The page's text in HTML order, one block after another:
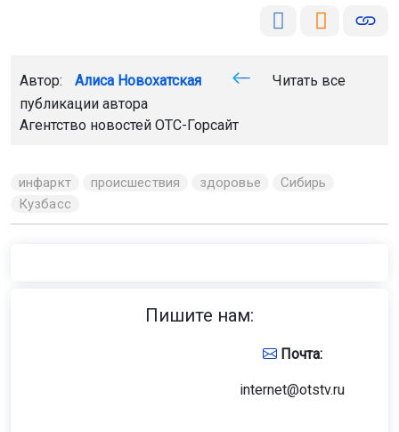
Автор: Алиса Новохатская
Читать все
публикации автора
Агентство новостей ОТС-Горсайт
инфаркт происшествия здоровье
Сибирь
Кузбасс
Пишите нам:
Почта:
internet@otstv.ru